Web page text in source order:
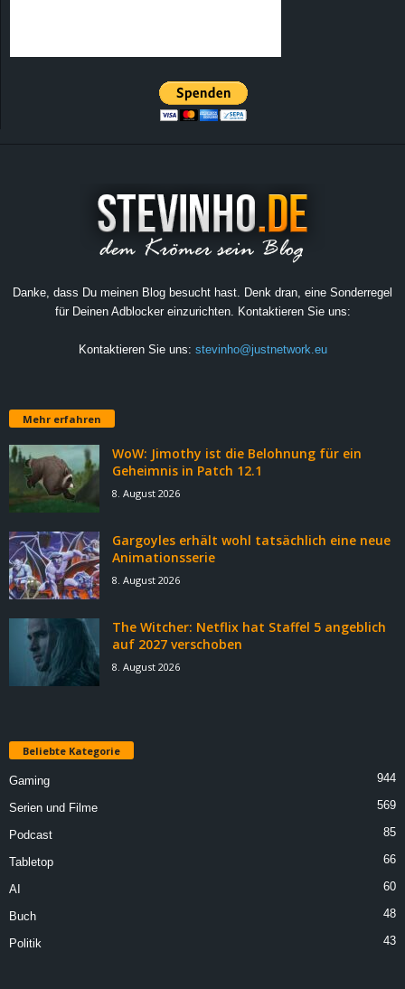
Danke, dass Du meinen Blog besucht hast. Denk dran, eine Sonderregel
für Deinen Adblocker einzurichten. Kontaktieren Sie uns:
Kontaktieren Sie uns: stevinho@justnetwork.eu
Mehr erfahren
WoW: Jimothy ist die Belohnung für ein
Geheimnis in Patch 12.1
8. August 2026
Gargoyles erhält wohl tatsächlich eine neue
Animationsserie
8. August 2026
The Witcher: Netflix hat Staffel 5 angeblich
auf 2027 verschoben
8. August 2026
Beliebte Kategorie
Gaming 944
Serien und Filme 569
Podcast 85
Tabletop 66
AI 60
Buch 48
Politik 43